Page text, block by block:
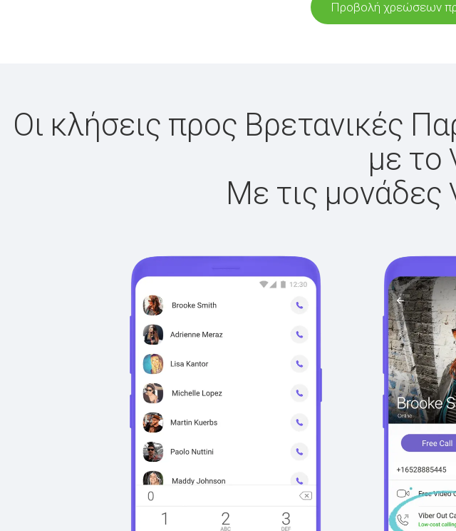
Προβολή χρεώσεων
Οι κλήσεις προς Βρετανικές
με το
Με τις μονάδες